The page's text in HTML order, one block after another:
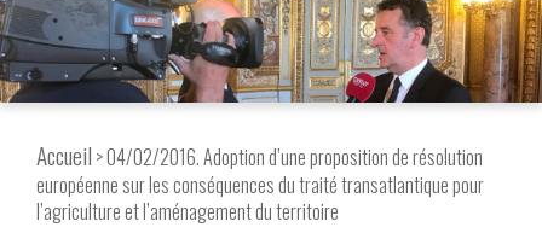
COMPRENDRE LE SÉNAT
Accueil > 04/02/2016. Adoption d’une proposition de résolution
européenne sur les conséquences du traité transatlantique pour
l’agriculture et l’aménagement du territoire